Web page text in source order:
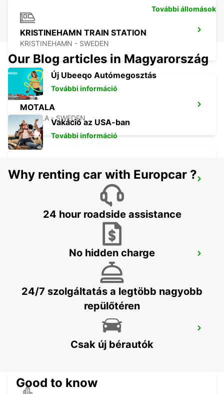
KRISTINEHAMN TRAIN STATION
KRISTINEHAMN - SWEDEN
MOTALA
MOTALA - SWEDEN
ESKILSTUNA
MARIESTAD - SWEDEN
További állomások
Our Blog articles in Magyarország
Új Ubeeqo Autómegosztás
További információ
Vakáció az USA-ban
További információ
Why renting car with Europcar ?
24 hour roadside assistance
No hidden charge
24/7 szolgáltatás a legtöbb nagyobb
repülőtéren
Csak új bérautók
Good to know